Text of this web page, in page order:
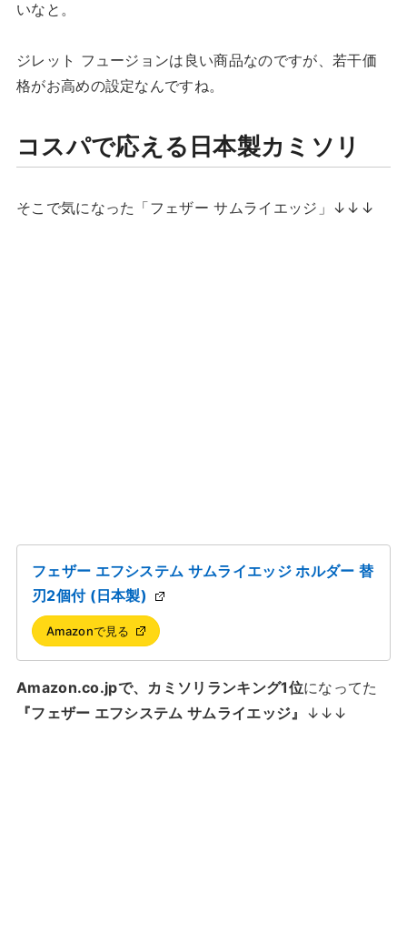
いなと。
ジレット フュージョンは良い商品なのですが、若干価
格がお高めの設定なんですね。
コスパで応える日本製カミソリ
そこで気になった「フェザー サムライエッジ」↓↓↓
フェザー エフシステム サムライエッジ ホルダー 替
刃2個付 (日本製)
Amazonで見る
Amazon.co.jpで、カミソリランキング1位になってた
『フェザー エフシステム サムライエッジ』 ↓↓↓